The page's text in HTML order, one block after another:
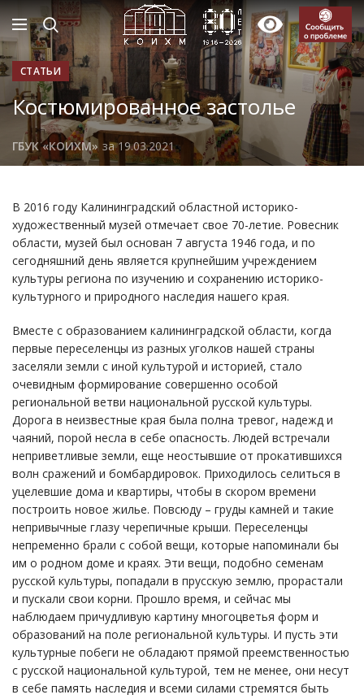
СТАТЬИ
Костюмированное застолье
ГБУК «КОИХМ» за 19.03.2021
В 2016 году Калининградский областной историко-
художественный музей отмечает свое 70-летие. Ровесник
области, музей был основан 7 августа 1946 года, и по
сегодняшний день является крупнейшим учреждением
культуры региона по изучению и сохранению историко-
культурного и природного наследия нашего края.
Вместе с образованием калининградской области, когда
первые переселенцы из разных уголков нашей страны
заселяли земли с иной культурой и историей, стало
очевидным формирование совершенно особой
региональной ветви национальной русской культуры.
Дорога в неизвестные края была полна тревог, надежд и
чаяний, порой несла в себе опасность. Людей встречали
неприветливые земли, еще неостывшие от прокатившихся
волн сражений и бомбардировок. Приходилось селиться в
уцелевшие дома и квартиры, чтобы в скором времени
построить новое жилье. Повсюду – груды камней и такие
непривычные глазу черепичные крыши. Переселенцы
непременно брали с собой вещи, которые напоминали бы
им о родном доме и краях. Эти вещи, подобно семенам
русской культуры, попадали в прусскую землю, прорастали
и пускали свои корни. Прошло время, и сейчас мы
наблюдаем причудливую картину многоцветья форм и
образований на поле региональной культуры. И пусть эти
культурные побеги не обладают прямой преемственностью
с русской национальной культурой, тем не менее, они несут
в себе память наследия и всеми силами стремятся быть